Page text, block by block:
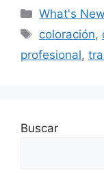
Categorías
What's New
Etiquetas
coloración,
profesional,
Buscar